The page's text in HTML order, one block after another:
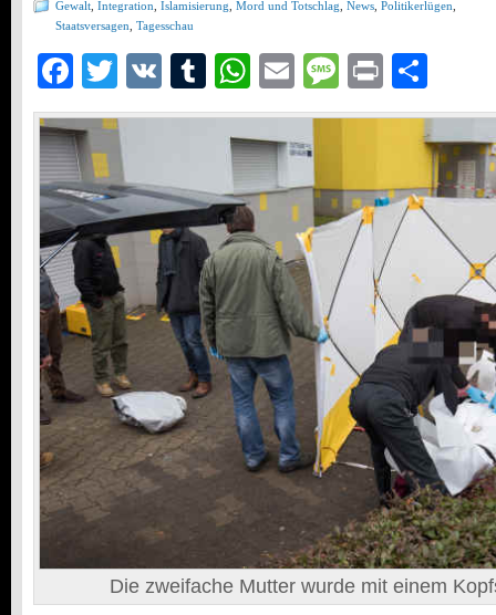
Gewalt Integration Islamisierung Mord und Totschlag News Politikerlügen
Staatsversagen Tagesschau
Facebook
Twitter
VK Tumblr
WhatsApp
EmailMessage
Print
Die zweifache Mutter wurde mit einem